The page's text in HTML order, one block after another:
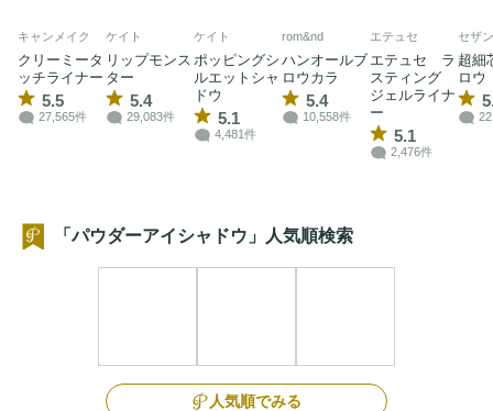
キャンメイク
クリーミータ
ッチライナー
5.5
27,565件
ケイト
リップモンス
ター
5.4
29,083件
ケイト
ポッピングシ
ルエットシャ
ドウ
5.1
4,481件
rom&nd
ハンオールブ
ロウカラ
5.4
10,558件
エテュセ
エテュセ ラ
スティング
ジェルライナ
ー
5.1
2,476件
セザ
超細
ロウ
「パウダーアイシャドウ」人気順検索
人気順でみる